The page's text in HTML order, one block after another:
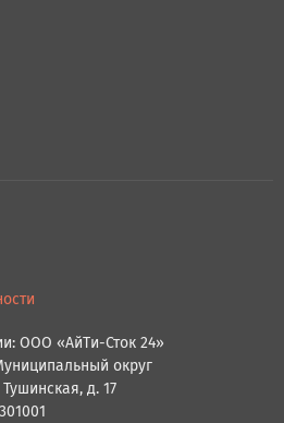
ООО «АйТи-Сток 24»
округ
д. 17